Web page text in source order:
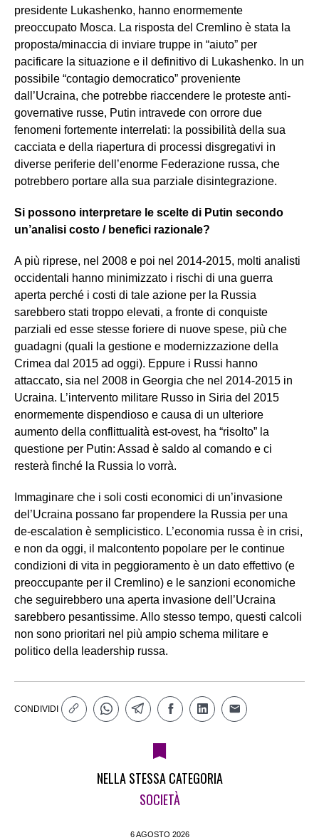
presidente Lukashenko, hanno enormemente
preoccupato Mosca. La risposta del Cremlino è stata la
proposta/minaccia di inviare truppe in “aiuto” per
pacificare la situazione e il definitivo di Lukashenko. In un
possibile “contagio democratico” proveniente
dall’Ucraina, che potrebbe riaccendere le proteste anti-
governative russe, Putin intravede con orrore due
fenomeni fortemente interrelati: la possibilità della sua
cacciata e della riapertura di processi disgregativi in
diverse periferie dell’enorme Federazione russa, che
potrebbero portare alla sua parziale disintegrazione.
Si possono interpretare le scelte di Putin secondo
un’analisi costo / benefici razionale?
A più riprese, nel 2008 e poi nel 2014-2015, molti analisti
occidentali hanno minimizzato i rischi di una guerra
aperta perché i costi di tale azione per la Russia
sarebbero stati troppo elevati, a fronte di conquiste
parziali ed esse stesse foriere di nuove spese, più che
guadagni (quali la gestione e modernizzazione della
Crimea dal 2015 ad oggi). Eppure i Russi hanno
attaccato, sia nel 2008 in Georgia che nel 2014-2015 in
Ucraina. L’intervento militare Russo in Siria del 2015
enormemente dispendioso e causa di un ulteriore
aumento della conflittualità est-ovest, ha “risolto” la
questione per Putin: Assad è saldo al comando e ci
resterà finché la Russia lo vorrà.
Immaginare che i soli costi economici di un’invasione
del’Ucraina possano far propendere la Russia per una
de-escalation è semplicistico. L’economia russa è in crisi,
e non da oggi, il malcontento popolare per le continue
condizioni di vita in peggioramento è un dato effettivo (e
preoccupante per il Cremlino) e le sanzioni economiche
che seguirebbero una aperta invasione dell’Ucraina
sarebbero pesantissime. Allo stesso tempo, questi calcoli
non sono prioritari nel più ampio schema militare e
politico della leadership russa.
CONDIVIDI
NELLA STESSA CATEGORIA
SOCIETÀ
6 AGOSTO 2026